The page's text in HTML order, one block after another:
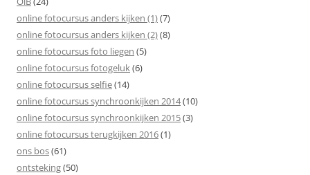
online fotocursus anders kijken (1)(7)
online fotocursus anders kijken (2)(8)
online fotocursus foto liegen (5)
online fotocursus fotogeluk(6)
online fotocursus selfie(14)
online fotocursus synchroonkijken 2014(10)
online fotocursus synchroonkijken 2015(3)
online fotocursus terugkijken 2016(1)
ons bos(61)
ontsteking(50)